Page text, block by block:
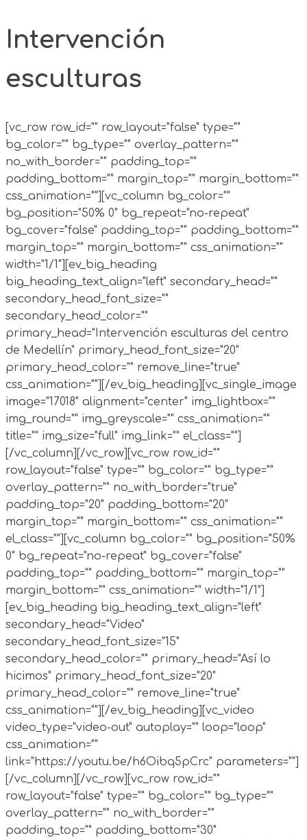
Intervención
esculturas
[vc_row row_id="" row_layout="false" type=""
bg_color="" bg_type="" overlay_pattern=""
no_with_border="" padding_top=""
padding_bottom="" margin_top="" margin_bottom=""
css_animation=""][vc_column bg_color=""
bg_position="50% 0" bg_repeat="no-repeat"
bg_cover="false" padding_top="" padding_bottom=""
margin_top="" margin_bottom="" css_animation=""
width="1/1"][ev_big_heading
big_heading_text_align="left" secondary_head=""
secondary_head_font_size=""
secondary_head_color=""
primary_head="Intervención esculturas del centro
de Medellín" primary_head_font_size="20"
primary_head_color="" remove_line="true"
css_animation=""][/ev_big_heading][vc_single_image
image="17018" alignment="center" img_lightbox=""
img_round="" img_greyscale="" css_animation=""
title="" img_size="full" img_link="" el_class=""]
[/vc_column][/vc_row][vc_row row_id=""
row_layout="false" type="" bg_color="" bg_type=""
overlay_pattern="" no_with_border="true"
padding_top="20" padding_bottom="20"
margin_top="" margin_bottom="" css_animation=""
el_class=""][vc_column bg_color="" bg_position="50%
0" bg_repeat="no-repeat" bg_cover="false"
padding_top="" padding_bottom="" margin_top=""
margin_bottom="" css_animation="" width="1/1"]
[ev_big_heading big_heading_text_align="left"
secondary_head="Video"
secondary_head_font_size="15"
secondary_head_color="" primary_head="Así lo
hicimos" primary_head_font_size="20"
primary_head_color="" remove_line="true"
css_animation=""][/ev_big_heading][vc_video
video_type="video-out" autoplay="" loop="loop"
css_animation=""
link="https://youtu.be/h6Oibq5pCrc" parameters=""]
[/vc_column][/vc_row][vc_row row_id=""
row_layout="false" type="" bg_color="" bg_type=""
overlay_pattern="" no_with_border=""
padding_top="" padding_bottom="30"